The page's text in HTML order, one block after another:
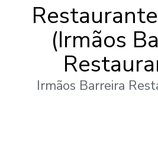
(Irmãos
Irmãos Barreira